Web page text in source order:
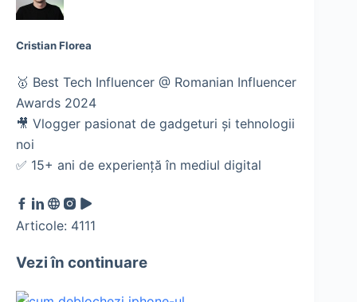
Cristian Florea
🥇 Best Tech Influencer @ Romanian Influencer
Awards 2024
🎥 Vlogger pasionat de gadgeturi și tehnologii
noi
✅ 15+ ani de experiență în mediul digital
Articole: 4111
Vezi în continuare